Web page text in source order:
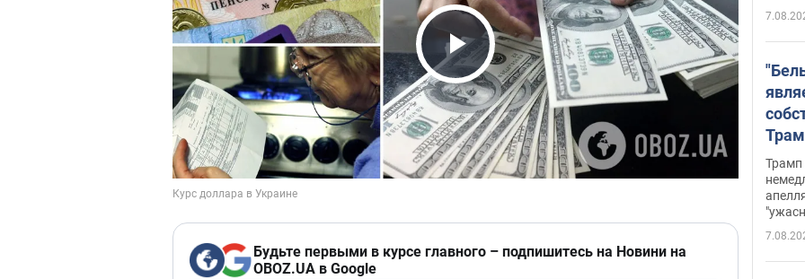
Play Video
Будьте первыми в курсе главного – подпишитесь на Новини на
OBOZ.UA в Google
Трамп